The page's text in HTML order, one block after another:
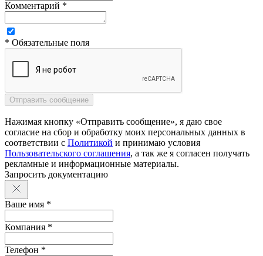
Комментарий *
* Обязательные поля
Нажимая кнопку «Отправить сообщение», я даю свое
согласие на сбор и обработку моих персональных данных в
соответствии с Политикой и принимаю условия
Пользовательского соглашения, а так же я согласен получать
рекламные и информационные материалы.
Запросить документацию
Ваше имя *
Компания *
Телефон *